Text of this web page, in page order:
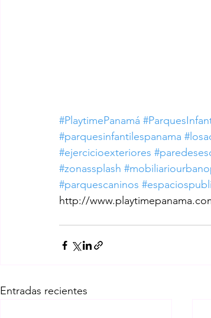
#PlaytimePanamá
#parquesinfantilespanama
#ejercicioexteriores
#zonassplash
#parquescaninos
http://
Entradas recientes